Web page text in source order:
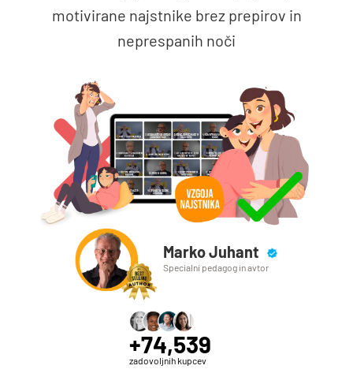
motivirane najstnike brez prepirov in
neprespanih noči
Marko Juhant
Specialni pedagog in avtor
+74,539
zadovoljnih kupcev